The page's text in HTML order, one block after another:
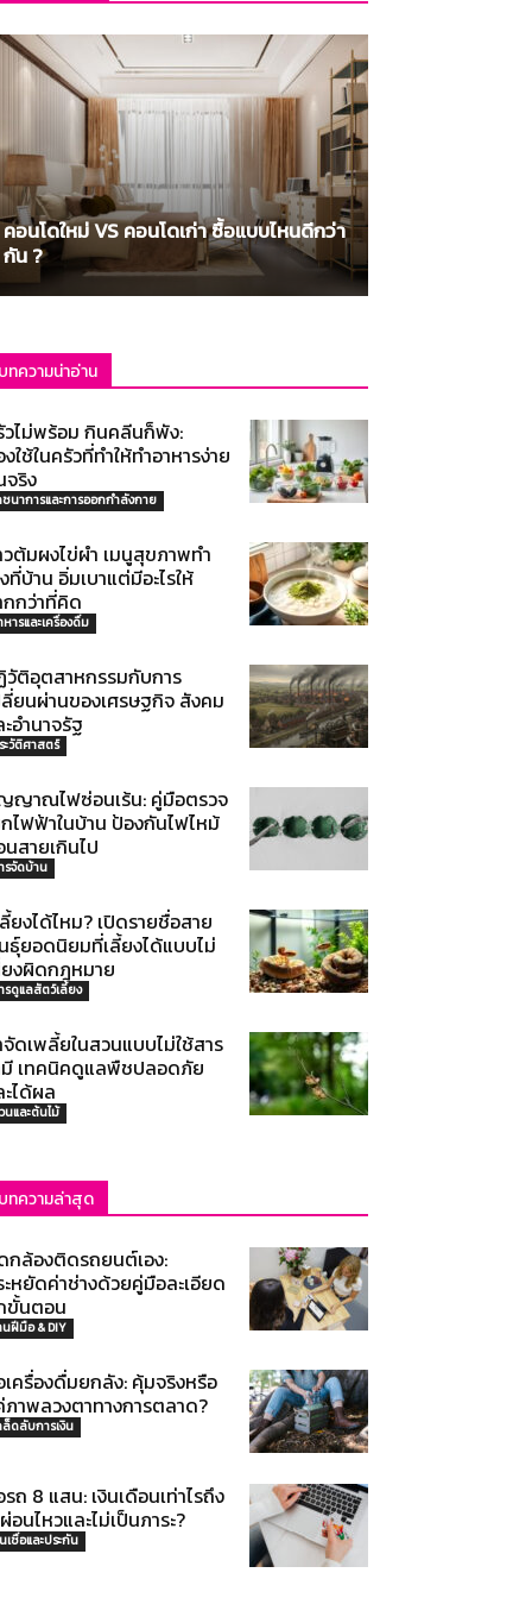
คอนโดใหม่ VS คอนโดเก่า ซื้อแบบไหนดีกว่า
กัน ?
บทความน่าอ่าน
วไม่พร้อม กินคลีนก็พัง:
ใช้ในครัวที่ทำให้ทำอาหารง่าย
ริง
ชนาการและการออกกำลังกาย
ต้มผงไข่ผำ เมนูสุขภาพทำ
ที่บ้าน อิ่มเบาแต่มีอะไรให้
กกว่าที่คิด
หารและเครื่องดื่ม
วัติอุตสาหกรรมกับการ
ลี่ยนผ่านของเศรษฐกิจ สังคม
อำนาจรัฐ
ะวัติศาสตร์
ญาณไฟซ่อนเร้น: คู่มือตรวจ
กไฟฟ้าในบ้าน ป้องกันไฟไหม้
สายเกินไป
รจัดบ้าน
ยงได้ไหม? เปิดรายชื่อสาย
ธุ์ยอดนิยมที่เลี้ยงได้แบบไม่
ยงผิดกฎหมาย
รดูแลสัตว์เลี้ยง
ดเพลี้ยในสวนแบบไม่ใช้สาร
มี เทคนิคดูแลพืชปลอดภัย
ได้ผล
นและต้นไม้
บทความล่าสุด
กล้องติดรถยนต์เอง:
ะหยัดค่าช่างด้วยคู่มือละเอียด
ขั้นตอน
นฝีมือ & DIY
เครื่องดื่มยกลัง: คุ้มจริงหรือ
ภาพลวงตาทางการตลาด?
ล็ดลับการเงิน
ถ 8 แสน: เงินเดือนเท่าไรถึง
อนไหวและไม่เป็นภาระ?
เชื่อและประกัน